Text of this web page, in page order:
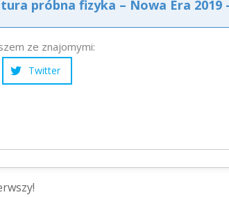
próbna fizyka – Nowa Era
ze znajomymi:
Twitter